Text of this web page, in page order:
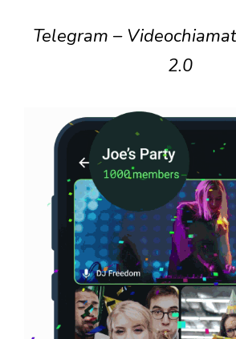
Telegram –
2.0